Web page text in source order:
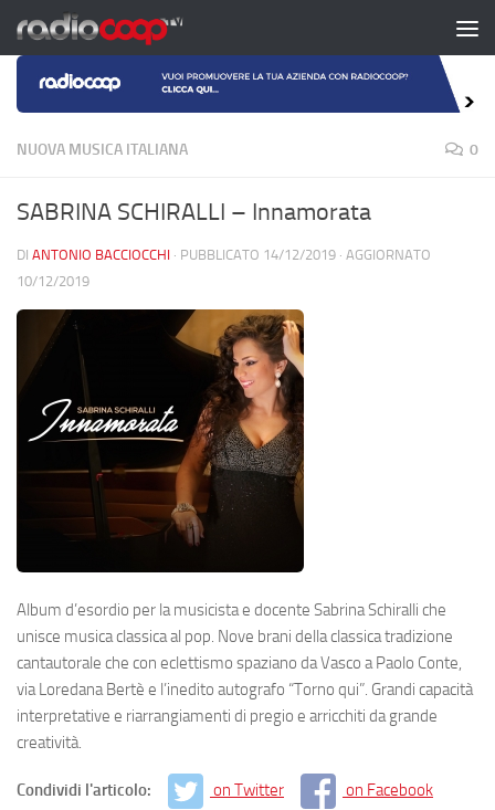
Salta al contenuto
NUOVA MUSICA ITALIANA 0
SABRINA SCHIRALLI – Innamorata
DI ANTONIO BACCIOCCHI · PUBBLICATO 14/12/2019 · AGGIORNATO
10/12/2019
Album d’esordio per la musicista e docente Sabrina Schiralli che
unisce musica classica al pop. Nove brani della classica tradizione
cantautorale che con eclettismo spaziano da Vasco a Paolo Conte,
via Loredana Bertè e l’inedito autografo “Torno qui”. Grandi capacità
interpretative e riarrangiamenti di pregio e arricchiti da grande
creatività.
Condividi l'articolo: on Twitter on Facebook